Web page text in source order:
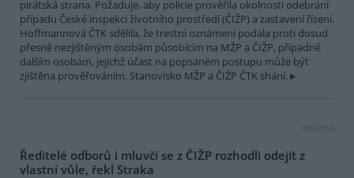
pirátská strana. Požaduje, aby policie prověřila okolnosti odebrání
případu České inspekci životního prostředí (ČIŽP) a zastavení řízení.
Hoffmannová ČTK sdělila, že trestní oznámení podala proti dosud
přesně nezjištěným osobám působícím na MŽP a ČIŽP, případně
dalším osobám, jejichž účast na popsaném postupu může být
zjištěna prověřováním. Stanovisko MŽP a ČIŽP ČTK shání.
reklama
Ředitelé odborů i mluvčí se z ČIŽP rozhodli odejít z
vlastní vůle, řekl Straka